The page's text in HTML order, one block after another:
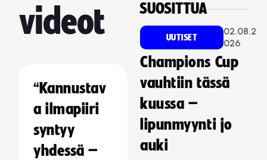
videot
“Kannustav
a ilmapiiri
syntyy
yhdessä –
SUOSITTUA
UUTISET
02.08.2
026
Champions Cup
vauhtiin tässä
kuussa –
lipunmyynti jo
auki